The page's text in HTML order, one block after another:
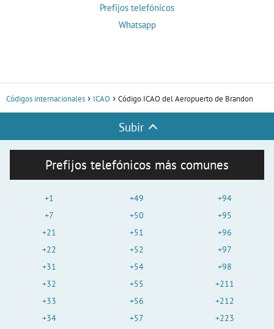
Prefijos telefónicos
Whatsapp
Códigos internacionales ICAO Código ICAO del Aeropuerto de Brandon
Subir
Prefijos telefónicos más comunes
+1
+7
+21
+22
+31
+32
+33
+34
+49
+50
+51
+52
+54
+55
+56
+57
+94
+95
+96
+97
+98
+211
+212
+223